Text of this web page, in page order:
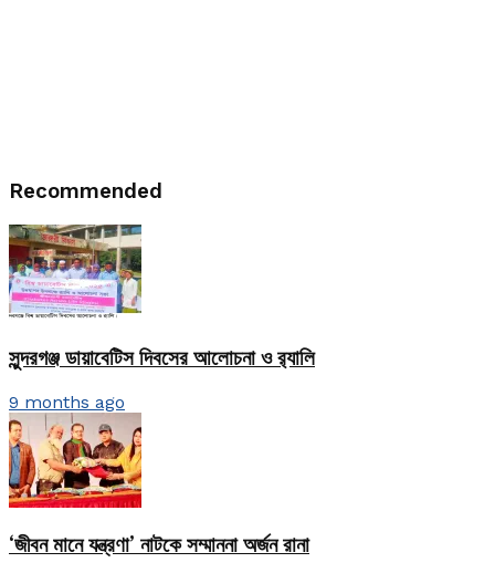
Recommended
সুন্দরগঞ্জ ডায়াবেটিস দিবসের আলোচনা ও র‍্যালি
9 months ago
‘জীবন মানে যন্ত্রণা’ নাটকে সম্মাননা অর্জন রানা